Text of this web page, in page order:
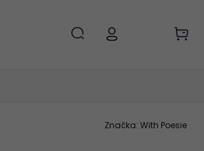
Značka: With Poesie